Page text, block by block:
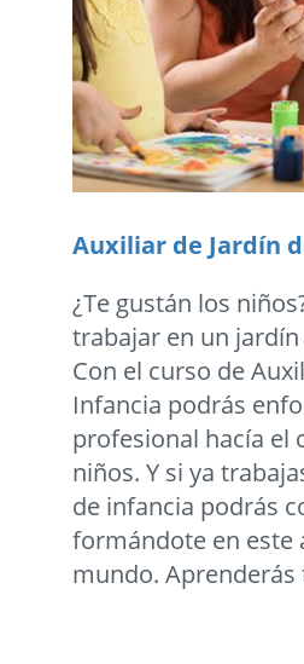
Auxiliar de Jardín
¿Te gustán los
trabajar en un jardín
Con el curso de
Infancia podrás
profesional hacía el
niños. Y si ya
de infancia podrás
formándote en este
mundo. Aprenderás